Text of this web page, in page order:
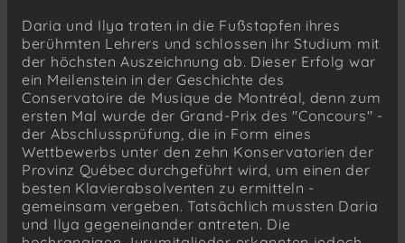
Daria und Ilya traten in die Fußstapfen ihres
berühmten Lehrers und schlossen ihr Studium mit
der höchsten Auszeichnung ab. Dieser Erfolg war
ein Meilenstein in der Geschichte des
Conservatoire de Musique de Montréal, denn zum
ersten Mal wurde der Grand-Prix des "Concours" -
der Abschlussprüfung, die in Form eines
Wettbewerbs unter den zehn Konservatorien der
Provinz Québec durchgeführt wird, um einen der
besten Klavierabsolventen zu ermitteln -
gemeinsam vergeben. Tatsächlich mussten Daria
und Ilya gegeneinander antreten. Die